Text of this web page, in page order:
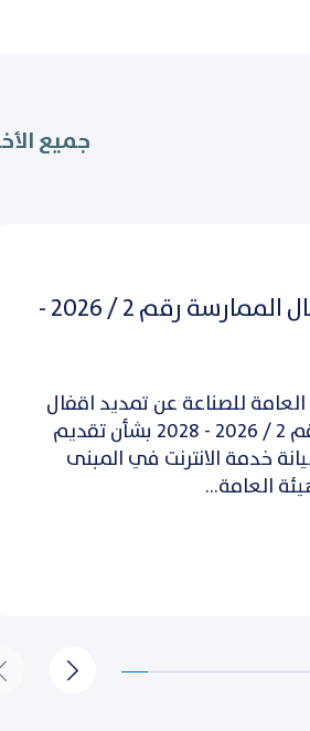
جميع
تمديد اقفال الممارسة رقم 2 / 2026 -
للصناعة عن تمديد اقفال
الممارسة رقم 2 / 2026 - 2028 بشأن تقديم
خدمة الانترنت في المبنى
العامة...